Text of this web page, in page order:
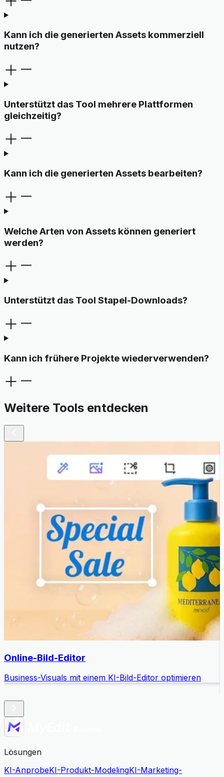
Kann ich die generierten Assets kommerziell
nutzen?
Unterstützt das Tool mehrere Plattformen
gleichzeitig?
Kann ich die generierten Assets bearbeiten?
Welche Arten von Assets können generiert
werden?
Unterstützt das Tool Stapel-Downloads?
Kann ich frühere Projekte wiederverwenden?
Weitere Tools entdecken
Online-Bild-Editor
Business-Visuals mit einem KI-Bild-Editor optimieren
Lösungen
KI-AnprobeKI-Produkt-ModelingKI-Marketing-